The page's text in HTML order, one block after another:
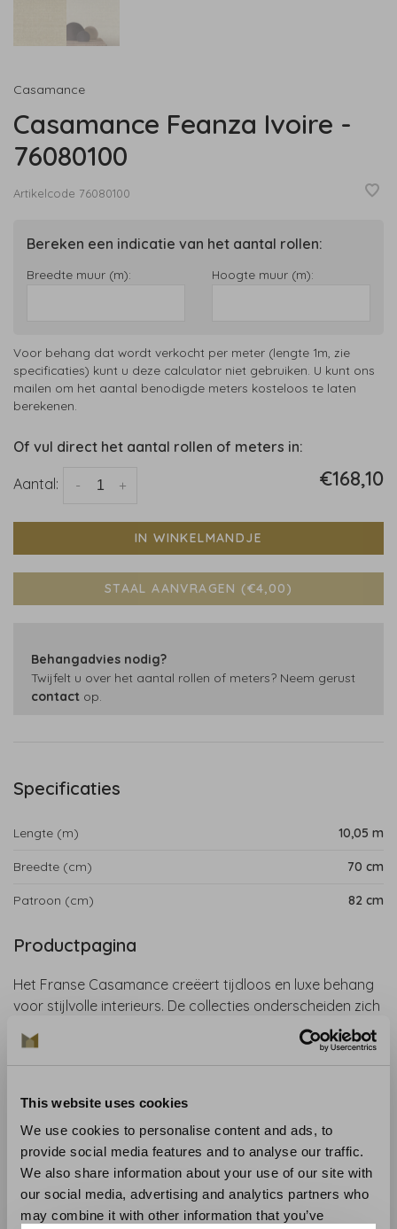
This website uses cookies
We use cookies to personalise content and ads, to
provide social media features and to analyse our traffic.
We also share information about your use of our site with
our social media, advertising and analytics partners who
may combine it with other information that you’ve
Casamance
Casamance Feanza Ivoire -
76080100
Artikelcode 76080100
Bereken een indicatie van het aantal rollen:
Breedte muur (m): Hoogte muur (m):
Voor behang dat wordt verkocht per meter (lengte 1m, zie
specificaties) kunt u deze calculator niet gebruiken. U kunt ons
mailen om het aantal benodigde meters kosteloos te laten
berekenen.
Of vul direct het aantal rollen of meters in:
Aantal: +
- €168,10
IN WINKELMANDJE
STAAL AANVRAGEN (€4,00)
Behangadvies nodig?
Twijfelt u over het aantal rollen of meters? Neem gerust
contact op.
Specificaties
Lengte (m) 10,05 m
Breedte (cm) 70 cm
Patroon (cm) 82 cm
Productpagina
Het Franse Casamance creëert tijdloos en luxe behang
voor stijlvolle interieurs. De collecties onderscheiden zich
door fijn kleurgebruik, unieke patronen en hoogwaardige
materialen. Voor de CÉRAME-collectie heeft Casamance
zich laten inspireren door keramiek. De ontwerpen zijn
Collectie: Texture Cérame
Materiaal: Vinyl op vliesbehang
Aanbevolen lijm: Lijm zoals de Arte Clearpro
Aanbrengen en onderhoud : Lees zorgvuldig de
aanwijzingen op de wikkel. Bij twijfel helpen wij u graag.